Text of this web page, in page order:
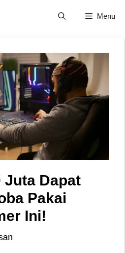
Menu
Juta Dapat
Pakai
Ini!